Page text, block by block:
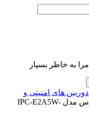
مرا به خاطر بسپار
دوربین های امنیتی و
دوربین مداربسته تحت شبکه حارس مدل IPC-E2A5W-